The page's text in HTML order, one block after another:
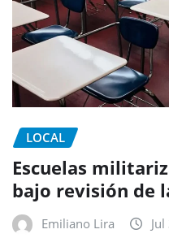
LOCAL
Escuelas
bajo revisión de
Emiliano Lira